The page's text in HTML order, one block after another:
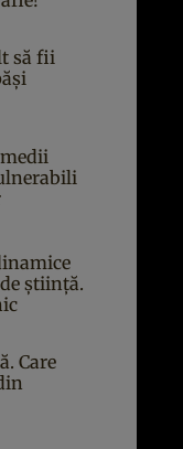
să fii
știință.
Care